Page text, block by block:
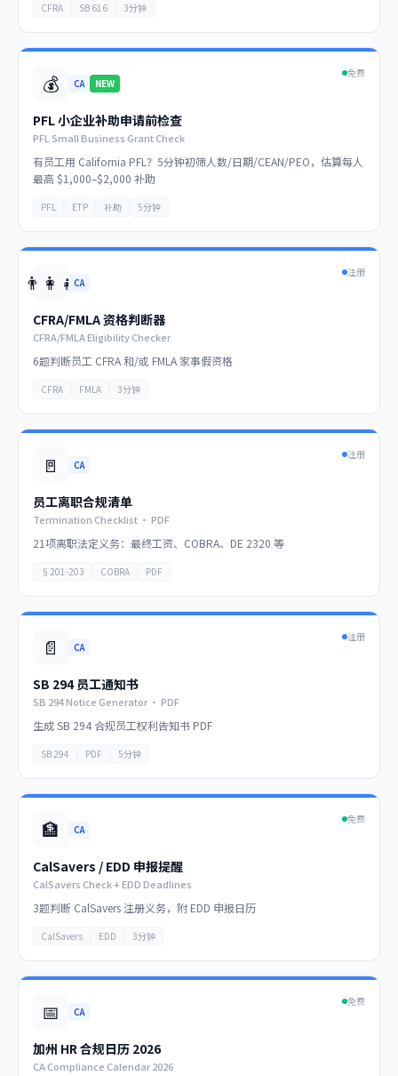
CFRA SB 616 3分钟
💰 CA NEW
免费
PFL 小企业补助申请前检查
PFL Small Business Grant Check
有员工用 California PFL？5分钟初筛人数/日期/CEAN/PEO，估算每人
最高 $1,000–$2,000 补助
PFL ETP 补助 5分钟
👨‍👩‍👧CA
注册
CFRA/FMLA 资格判断器
CFRA/FMLA Eligibility Checker
6题判断员工 CFRA 和/或 FMLA 家事假资格
CFRA FMLA 3分钟
🚪 CA
注册
员工离职合规清单
Termination Checklist · PDF
21项离职法定义务：最终工资、COBRA、DE 2320 等
§201-203 COBRA PDF
📄 CA
注册
SB 294 员工通知书
SB 294 Notice Generator · PDF
生成 SB 294 合规员工权利告知书 PDF
SB 294 PDF 5分钟
🏦 CA
免费
CalSavers / EDD 申报提醒
CalSavers Check + EDD Deadlines
3题判断 CalSavers 注册义务，附 EDD 申报日历
CalSavers EDD 3分钟
📅 CA
免费
加州 HR 合规日历 2026
CA Compliance Calendar 2026